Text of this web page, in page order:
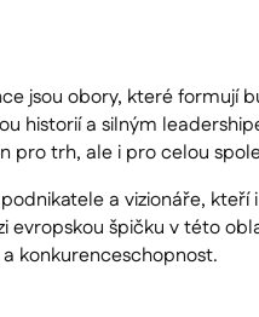
jsou obory, které formují
historií a silným
pro trh, ale i pro celou
a vizionáře,
evropskou špičku v této
konkurenceschopnost.